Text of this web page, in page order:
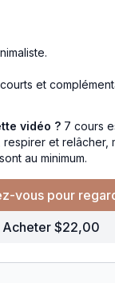
et
temps ou la
corps quand on ne
les
les périodes
vidéo ? 7 cours
et relâcher,
au minimum.
vous pour
Acheter $22,00